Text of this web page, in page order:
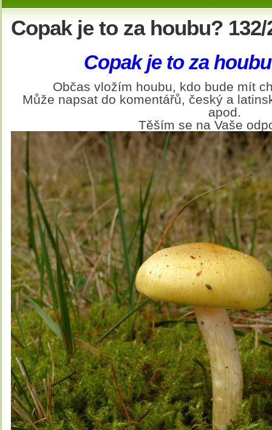
Copak je to za houbu? 132/
Copak je to za
Občas vložím houbu, kdo bude mít
Může napsat do komentářů, český a
apod.
Těším se na Vaše